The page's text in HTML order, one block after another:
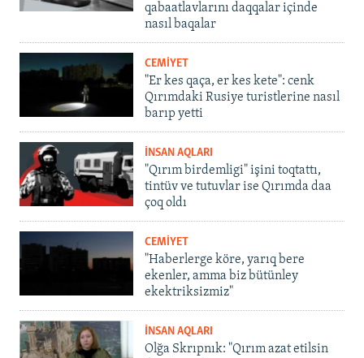
qabaatlavlarını daqqalar içinde
nasıl baqalar
CEMİYET
"Er kes qaça, er kes kete": cenk
Qırımdaki Rusiye turistlerine nasıl
barıp yetti
İNSAN AQLARI
"Qırım birdemligi" işini toqtattı,
tintüv ve tutuvlar ise Qırımda daa
çoq oldı
CEMİYET
"Haberlerge köre, yarıq bere
ekenler, amma biz bütünley
ekektriksizmiz"
İNSAN AQLARI
Olğa Skrıpnık: "Qırım azat etilsin